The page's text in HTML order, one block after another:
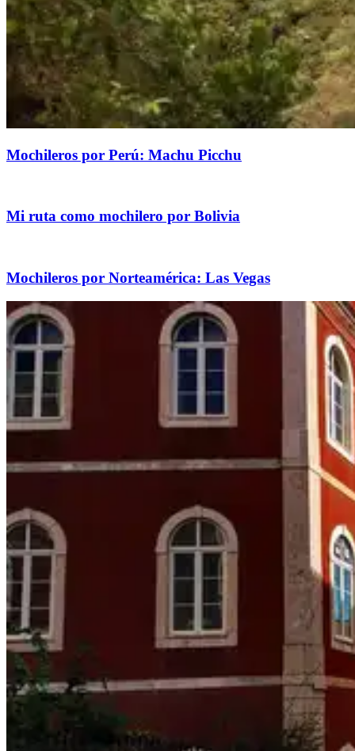
Mochileros por Perú: Machu Picchu
Mi ruta como mochilero por Bolivia
Mochileros por Norteamérica: Las Vegas